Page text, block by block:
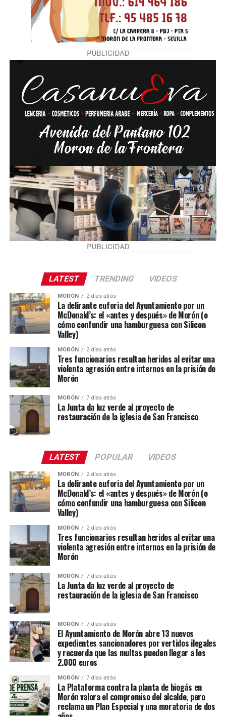
LATEST TRENDING VIDEOS
MORÓN 2 días atrás
La delirante euforia del Ayuntamiento por un
McDonald’s: el «antes y después» de Morón (o
cómo confundir una hamburguesa con Silicon
Valley)
MORÓN 2 días atrás
Tres funcionarios resultan heridos al evitar una
violenta agresión entre internos en la prisión de
Morón
MORÓN 7 días atrás
La Junta da luz verde al proyecto de
restauración de la iglesia de San Francisco
LATEST POPULAR VIDEOS
MORÓN 2 días atrás
La delirante euforia del Ayuntamiento por un
McDonald’s: el «antes y después» de Morón (o
cómo confundir una hamburguesa con Silicon
Valley)
MORÓN 2 días atrás
Tres funcionarios resultan heridos al evitar una
violenta agresión entre internos en la prisión de
Morón
MORÓN 7 días atrás
La Junta da luz verde al proyecto de
restauración de la iglesia de San Francisco
MORÓN 7 días atrás
El Ayuntamiento de Morón abre 13 nuevos
expedientes sancionadores por vertidos ilegales
y recuerda que las multas pueden llegar a los
2.000 euros
MORÓN 7 días atrás
La Plataforma contra la planta de biogás en
Morón valora el compromiso del alcalde, pero
reclama un Plan Especial y una moratoria de dos